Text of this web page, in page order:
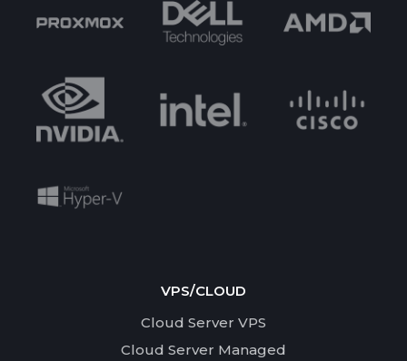
VPS/CLOUD
Cloud Server VPS
Cloud Server Managed